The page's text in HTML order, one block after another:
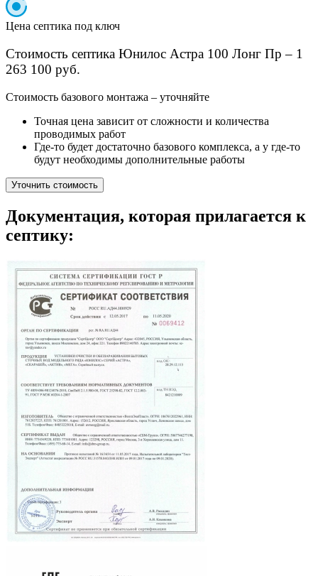
Цена септика под ключ
Стоимость септика Юнилос Астра 100 Лонг Пр – 1
263 100 руб.
Cтоимость базового монтажа – уточняйте
Точная цена зависит от сложности и количества
проводимых работ
Где-то будет достаточно базового комплекса, а у где-то
будут необходимы дополнительные работы
Уточнить стоимость
Документация, которая прилагается к
септику: